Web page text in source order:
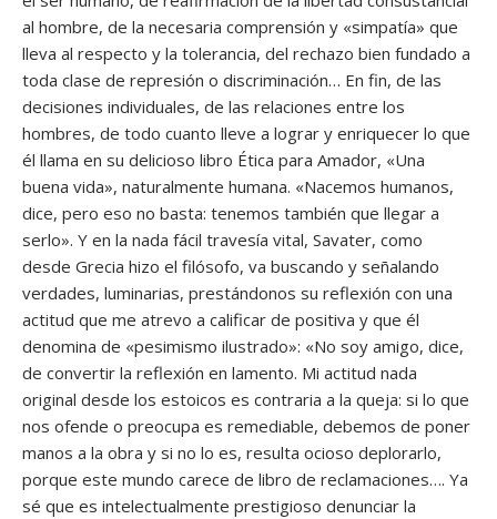
al hombre, de la necesaria comprensión y «simpatía» que
lleva al respecto y la tolerancia, del rechazo bien fundado a
toda clase de represión o discriminación… En fin, de las
decisiones individuales, de las relaciones entre los
hombres, de todo cuanto lleve a lograr y enriquecer lo que
él llama en su delicioso libro Ética para Amador, «Una
buena vida», naturalmente humana. «Nacemos humanos,
dice, pero eso no basta: tenemos también que llegar a
serlo». Y en la nada fácil travesía vital, Savater, como
desde Grecia hizo el filósofo, va buscando y señalando
verdades, luminarias, prestándonos su reflexión con una
actitud que me atrevo a calificar de positiva y que él
denomina de «pesimismo ilustrado»: «No soy amigo, dice,
de convertir la reflexión en lamento. Mi actitud nada
original desde los estoicos es contraria a la queja: si lo que
nos ofende o preocupa es remediable, debemos de poner
manos a la obra y si no lo es, resulta ocioso deplorarlo,
porque este mundo carece de libro de reclamaciones…. Ya
sé que es intelectualmente prestigioso denunciar la